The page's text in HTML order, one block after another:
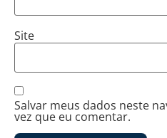
Site
Salvar meus dados neste
vez que eu comentar.